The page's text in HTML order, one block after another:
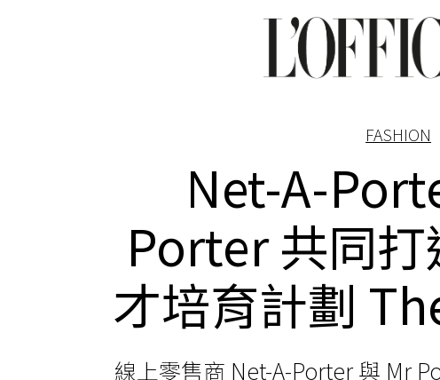
FASHION
Net-A-
Porter 共同
才培育計劃
線上零售商 Net-A-Porter 與 Mr